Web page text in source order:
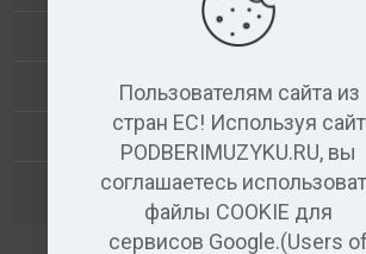
АНАЛИЗ МУЗЫКАЛЬНЫХ
ВИДЕО+АУДИО
УСЛУГИ ЗВУКОЗАПИСИ
АУДИО РЕДАКТОР
Пользователям сайта из
стран ЕС! Используя сайт
PODBERIMUZYKU.RU, вы
соглашаетесь
файлы COOKIE для
сервисов Google.(Users of